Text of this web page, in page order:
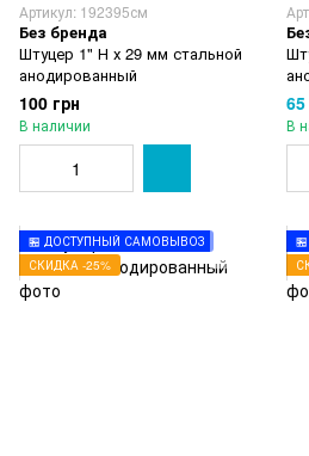
Артикул: 192395см
Без бренда
Штуцер 1" Н х 29 мм стальной
анодированный
100 грн
В наличии
65
В
🏪 ДОСТУПНЫЙ САМОВЫВОЗ
СКИДКА -25%